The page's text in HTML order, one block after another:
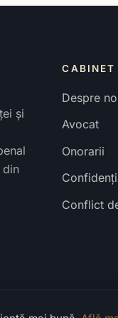
și
din
CABINET
Despre
Avocat
Onorarii
Conflict